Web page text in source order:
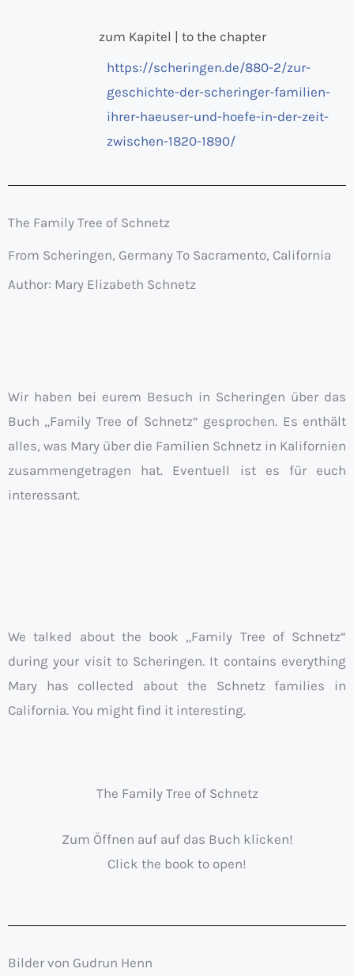
zum Kapitel | to the chapter
https://scheringen.de/880-2/zur-
geschichte-der-scheringer-familien-
ihrer-haeuser-und-hoefe-in-der-zeit-
zwischen-1820-1890/
The Family Tree of Schnetz
From Scheringen, Germany To Sacramento, California
Author: Mary Elizabeth Schnetz
Wir haben bei eurem Besuch in Scheringen über das
Buch „Family Tree of Schnetz“ gesprochen. Es enthält
alles, was Mary über die Familien Schnetz in Kalifornien
zusammengetragen hat. Eventuell ist es für euch
interessant.
We talked about the book „Family Tree of Schnetz“
during your visit to Scheringen. It contains everything
Mary has collected about the Schnetz families in
California. You might find it interesting.
The Family Tree of Schnetz
Zum Öffnen auf auf das Buch klicken!
Click the book to open!
Bilder von Gudrun Henn